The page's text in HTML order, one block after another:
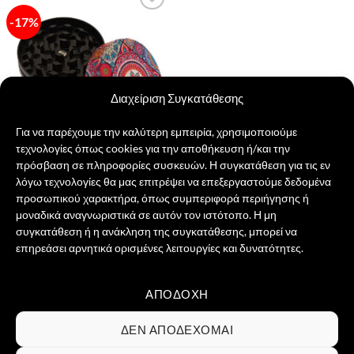
Διαχείριση Συγκατάθεσης
Για να παρέχουμε την καλύτερη εμπειρία, χρησιμοποιούμε
τεχνολογίες όπως cookies για την αποθήκευση ή/και την
πρόσβαση σε πληροφορίες συσκευών. Η συγκατάθεση για τις εν
λόγω τεχνολογίες θα μας επιτρέψει να επεξεργαστούμε δεδομένα
προσωπικού χαρακτήρα, όπως συμπεριφορά περιήγησης ή
μοναδικά αναγνωριστικά σε αυτόν τον ιστότοπο. Η μη
συγκατάθεση ή η ανάκληση της συγκατάθεσης, μπορεί να
επηρεάσει αρνητικά ορισμένες λειτουργίες και δυνατότητες.
ΑΠΟΔΟΧΉ
ΔΕΝ ΑΠΟΔΈΧΟΜΑΙ
-17%
επιθυμιών
Mandala Grinder
12,00€ Original
price
12,00 €.
10,00€Η
τρέχουσα
τιμή
είναι:
10,00 €.
ΠΡΟΣΘΉΚΗ ΣΤΟ ΚΑΛΆΘΙ
Visa PayPal
Card
ΣΧΕΤΙΚΆ ΜΕ ΕΜΆΣ ΕΠΙΚΟΙΝΩΝΊΑ
ΣΥΧΝΈΣ ΕΡΩΤΉΣΕΙΣ
ΠΟΛΙΤΙΚΉ ΑΠΟΡΡΉΤΟΥ
ΠΟΛΙΤΙΚΉ COOKIES